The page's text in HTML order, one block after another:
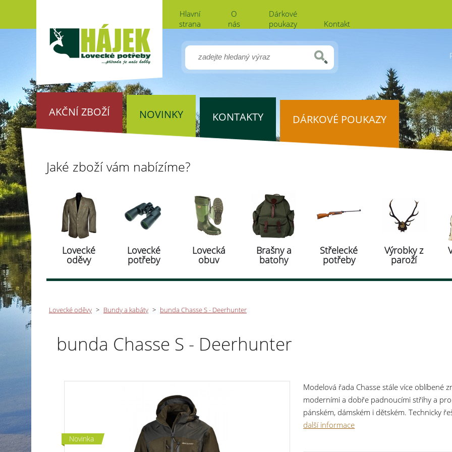
Hlavní
strana
O
nás
Dárkové
poukazy
Kontakt
AKČNÍ ZBOŽÍ NOVINKY KONTAKTY DÁRKOVÉ POUKAZY
Jaké zboží vám nabízíme?
Lovecké
oděvy
Lovecké
potřeby
Lovecká
obuv
Brašny a
batohy
Střelecké
potřeby
Výrobky z
paroží
Lovecké oděvy > Bundy a kabáty > bunda Chasse S - Deerhunter
bunda Chasse S - Deerhunter
Novinka
Modelová řada Chasse stále více oblíbené
moderními a dobře padnoucími střihy a
pánském, dámském i dětském. Technicky
aktivní lovce a outdoorové dobrodruhy.
další informace